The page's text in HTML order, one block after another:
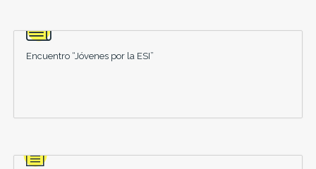
Encuentro “Jóvenes por la ESI”